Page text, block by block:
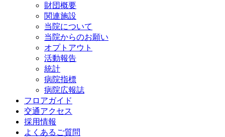
財団概要
関連施設
当院について
当院からのお願い
オプトアウト
活動報告
統計
病院指標
病院広報誌
フロアガイド
交通アクセス
採用情報
よくあるご質問